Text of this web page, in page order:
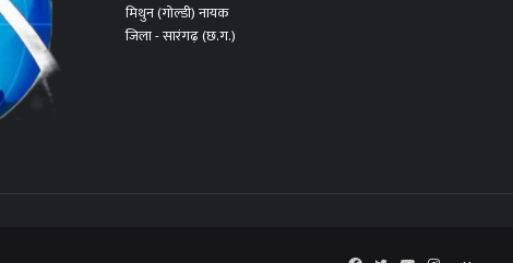
मिथुन (गोल्डी) नायक
जिला - सारंगढ़ (छ.ग.)